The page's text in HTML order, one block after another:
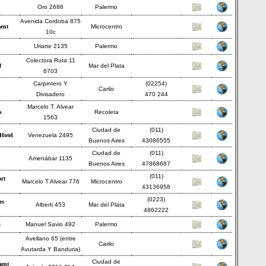
Oro 2686 Palermo
Avenida Cordoba 875
10c
Microcentro
Uriarte 2135 Palermo
Colectora Ruta 11
6703
Mar del Plata
Carpintero Y
Divisadero
Carilo
(02254)
470 244
Marcelo T. Alvear
1563
Recoleta
Venezuela 2495
Ciudad de
Buenos Aires
(011)
43086555
Amenábar 1135
Ciudad de
Buenos Aires
(011)
47868687
Marcelo T Alvear 776 Microcentro
(011)
43136958
Alberti 453 Mar del Plata
(0223)
4862222
Manuel Savio 492 Palermo
Avellano 65 (entre
Avutarda Y Banduria)
Carilo
Ciudad de